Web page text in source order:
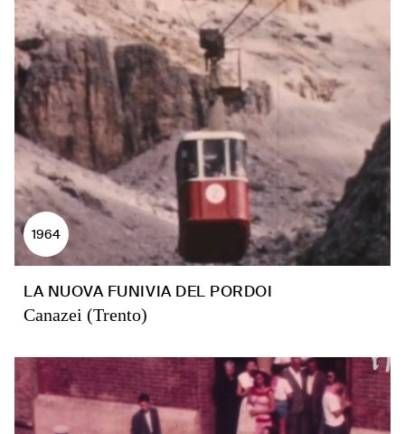
1964
LA NUOVA FUNIVIA DEL PORDOI
Canazei (Trento)